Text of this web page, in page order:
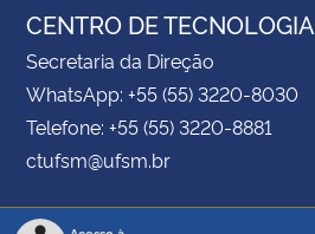
CENTRO DE TECNOLOGIA
Secretaria da Direção
WhatsApp: +55 (55) 3220-8030
Telefone: +55 (55) 3220-8881
ctufsm@ufsm.br